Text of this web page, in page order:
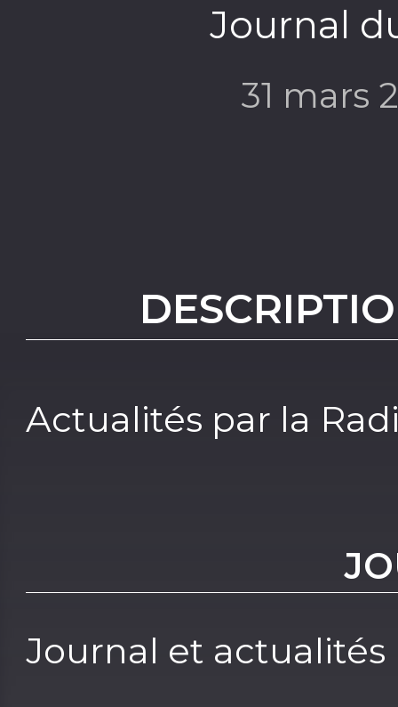
Journal
31 mars
Actualités par la
Journal et actualités